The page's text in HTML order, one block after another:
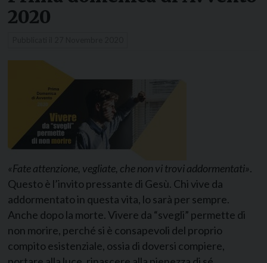
2020
«Fate attenzione, vegliate, che non vi trovi addormentati».
Questo è l’invito pressante di Gesù. Chi vive da
addormentato in questa vita, lo sarà per sempre.
Anche dopo la morte. Vivere da “svegli” permette di
non morire, perché si è consapevoli del proprio
compito esistenziale, ossia di doversi compiere,